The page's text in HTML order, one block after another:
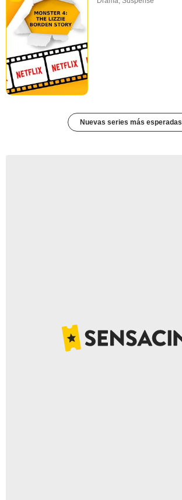
Nuevas series más esperadas